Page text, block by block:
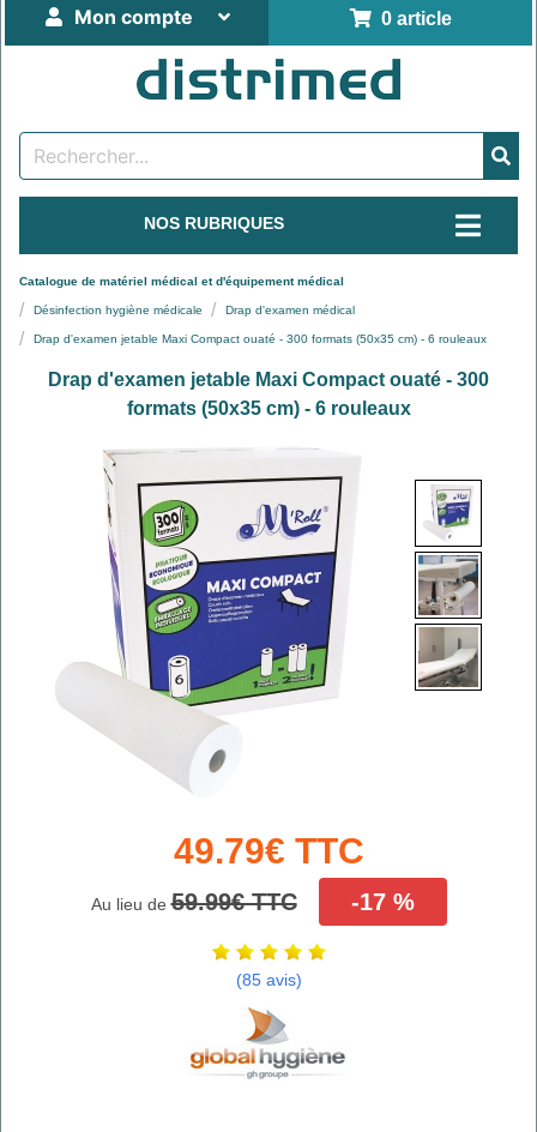
0 article
Mon compte
NOS RUBRIQUES
Catalogue de matériel médical et d'équipement médical
Désinfection hygiène médicale Drap d'examen médical
Drap d'examen jetable Maxi Compact ouaté - 300 formats (50x35 cm) - 6 rouleaux
Drap d'examen jetable Maxi Compact ouaté - 300
formats (50x35 cm) - 6 rouleaux
49.79€ TTC
Au lieu de59.99€ TTC -17 %
(85 avis)